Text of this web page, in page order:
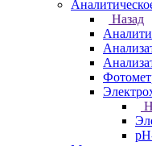
Назад